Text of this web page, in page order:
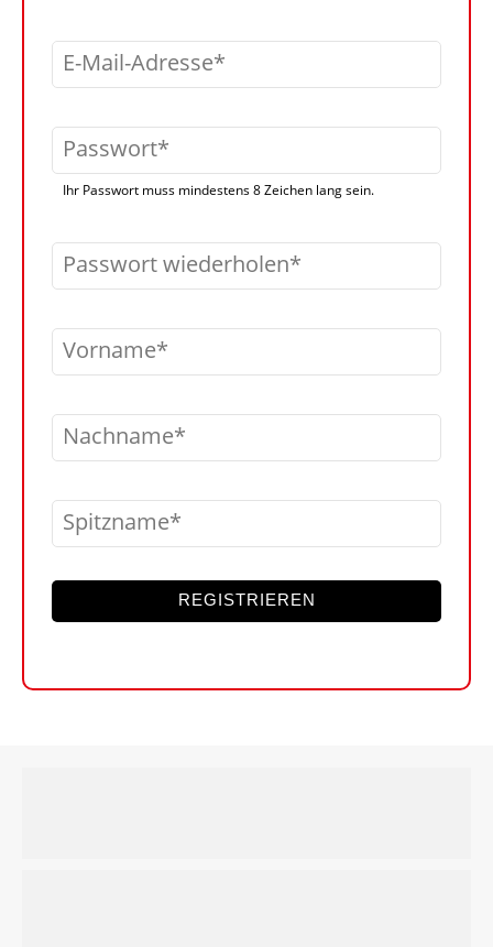
E-Mail-Adresse
Passwort
Ihr Passwort muss mindestens 8 Zeichen lang sein.
Passwort wiederholen
Vorname
Nachname
Spitzname
REGISTRIEREN